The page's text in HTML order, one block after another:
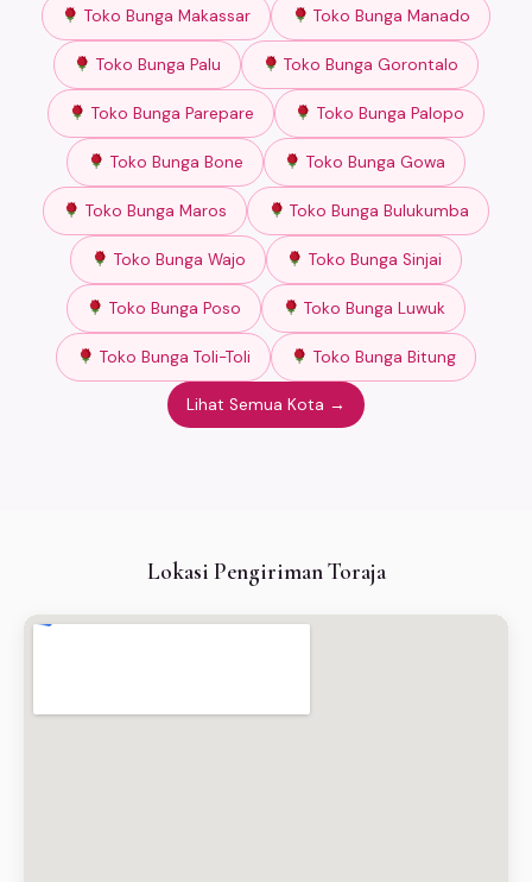
Toko Bunga Makassar Toko Bunga Manado
Toko Bunga Palu Toko Bunga Gorontalo
Toko Bunga Parepare Toko Bunga Palopo
Toko Bunga Bone Toko Bunga Gowa
Toko Bunga Maros Toko Bunga Bulukumba
Toko Bunga Wajo Toko Bunga Sinjai
Toko Bunga Poso Toko Bunga Luwuk
Toko Bunga Toli-Toli Toko Bunga Bitung
Lihat Semua Kota →
Lokasi Pengiriman Toraja